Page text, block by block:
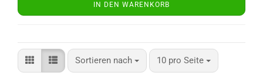
IN DEN WARENKORB
Sortieren nach
Sortieren nach 10 pro Seite
pro Seite